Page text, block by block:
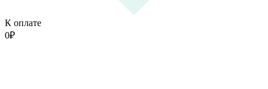
К оплате
0₽